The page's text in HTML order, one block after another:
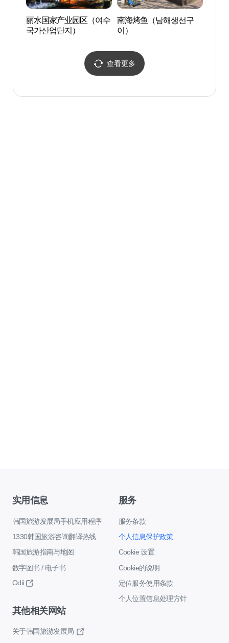
丽水国家产业园区（여수
국가산업단지）
南海烤鱼（남해생선구
이）
查看更多
实用信息
韩国旅游发展局手机应用程序
1330韩国旅游咨询翻译热线
韩国旅游指南与地图
数字图书 / 电子书
Odii
服务
服务条款
个人信息保护政策
Cookie 设置
Cookie的说明
定位服务使用条款
个人位置信息处理方针
其他相关网站
关于韩国旅游发展局